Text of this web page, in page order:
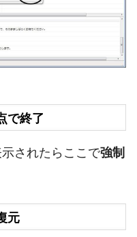
で終了
されたらここで強制
元